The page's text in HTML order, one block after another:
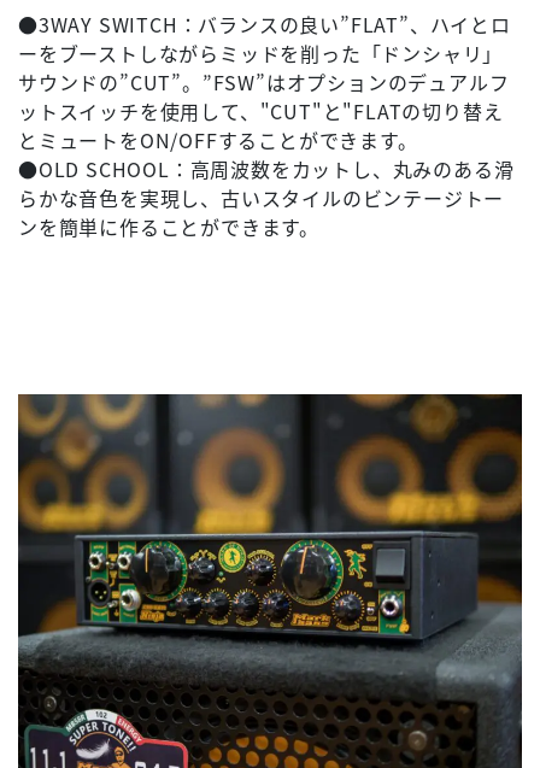
●3WAY SWITCH：バランスの良い”FLAT”、ハイとロ
ーをブーストしながらミッドを削った「ドンシャリ」
サウンドの”CUT”。”FSW”はオプションのデュアルフ
ットスイッチを使用して、"CUT"と"FLATの切り替え
とミュートをON/OFFすることができます。
●OLD SCHOOL：高周波数をカットし、丸みのある滑
らかな音色を実現し、古いスタイルのビンテージトー
ンを簡単に作ることができます。